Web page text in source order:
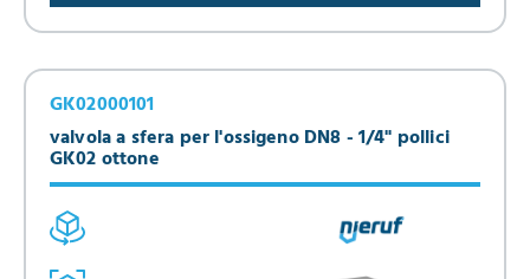
valvola a sfera per l'ossigeno DN8 - 1/4" pollici
GK02 ottone
GK02000101